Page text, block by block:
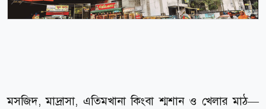
মসজিদ, মাদ্রাসা, এতিমখানা কিংবা শ্মশান ও খেলার মাঠ—